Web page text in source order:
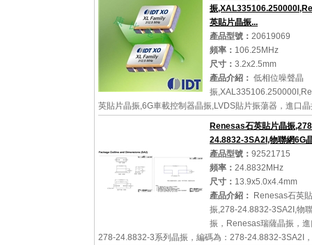
振
英貼片晶振...
產品型號： 20619069
頻率： 106.25MHz
尺寸： 3.2x2.5mm
產品介紹： 低相位噪聲晶
振
英貼片晶振,6G車載控制器晶振,LVDS貼片振蕩器，進口
Renesas瑞薩電子晶振，XA系列晶振，編碼為：
XAL335106.250000I，頻率為：106.25MHz，小體積晶
Renesas石英貼片晶振
24.8832-3SA2I,物聯網6G
產品型號： 92521715
頻率： 24.8832MHz
尺寸： 13.9x5.0x4.4mm
產品介紹：
Renesas石英
振,278-24.8832-3SA2I,物
振，Renesas瑞薩晶振，
278-24.8832-3系列晶振，編碼為：278-24.8832-3SA2I